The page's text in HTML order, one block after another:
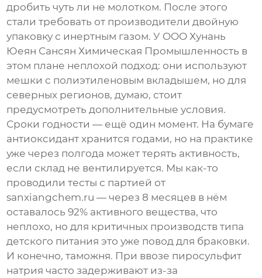
дробить чуть ли не молотком. После этого
стали требовать от производители двойную
упаковку с инертным газом. У OOO Хунань
Юеян Сансян Химическая Промышленность в
этом плане неплохой подход: они используют
мешки с полиэтиленовым вкладышем, но для
северных регионов, думаю, стоит
предусмотреть дополнительные условия.
Сроки годности — ещё один момент. На бумаге
антиоксидант хранится годами, но на практике
уже через полгода может терять активность,
если склад не вентилируется. Мы как-то
проводили тесты с партией от
sanxiangchem.ru — через 8 месяцев в нём
оставалось 92% активного вещества, что
неплохо, но для критичных производств типа
детского питания это уже повод для браковки.
И конечно, таможня. При ввозе пиросульфит
натрия часто задерживают из-за